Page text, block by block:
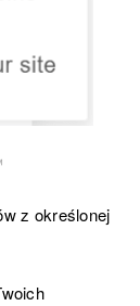
z określonej